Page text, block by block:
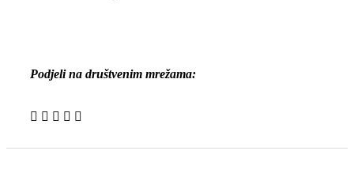
Podjeli na društvenim mrežama: